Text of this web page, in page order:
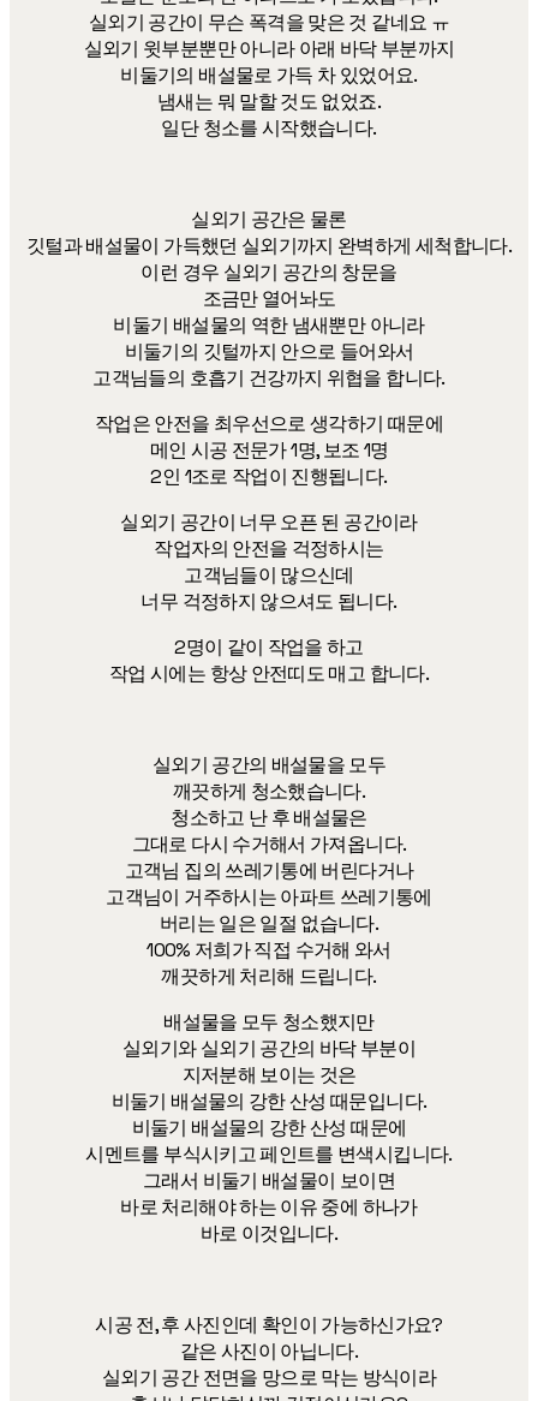
실외기 공간이 무슨 폭격을 맞은 것 같네요 ㅠ
실외기 윗부분뿐만 아니라 아래 바닥 부분까지
비둘기의 배설물로 가득 차 있었어요.
냄새는 뭐 말할 것도 없었죠.
일단 청소를 시작했습니다.
실외기 공간은 물론
깃털과 배설물이 가득했던 실외기까지 완벽하게 세척합니다.
이런 경우 실외기 공간의 창문을
조금만 열어놔도
비둘기 배설물의 역한 냄새뿐만 아니라
비둘기의 깃털까지 안으로 들어와서
고객님들의 호흡기 건강까지 위협을 합니다.
작업은 안전을 최우선으로 생각하기 때문에
메인 시공 전문가 1명, 보조 1명
2인 1조로 작업이 진행됩니다.
실외기 공간이 너무 오픈 된 공간이라
작업자의 안전을 걱정하시는
고객님들이 많으신데
너무 걱정하지 않으셔도 됩니다.
2명이 같이 작업을 하고
작업 시에는 항상 안전띠도 매고 합니다.
실외기 공간의 배설물을 모두
깨끗하게 청소했습니다.
청소하고 난 후 배설물은
그대로 다시 수거해서 가져옵니다.
고객님 집의 쓰레기통에 버린다거나
고객님이 거주하시는 아파트 쓰레기통에
버리는 일은 일절 없습니다.
100% 저희가 직접 수거해 와서
깨끗하게 처리해 드립니다.
배설물을 모두 청소했지만
실외기와 실외기 공간의 바닥 부분이
지저분해 보이는 것은
비둘기 배설물의 강한 산성 때문입니다.
비둘기 배설물의 강한 산성 때문에
시멘트를 부식시키고 페인트를 변색시킵니다.
그래서 비둘기 배설물이 보이면
바로 처리해야 하는 이유 중에 하나가
바로 이것입니다.
시공 전, 후 사진인데 확인이 가능하신가요?
같은 사진이 아닙니다.
실외기 공간 전면을 망으로 막는 방식이라